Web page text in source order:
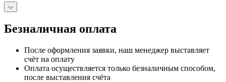
Безналичная оплата
После оформления заявки, наш менеджер выставляет
счёт на оплату
Оплата осуществляется только безналичным способом,
после выставления счёта